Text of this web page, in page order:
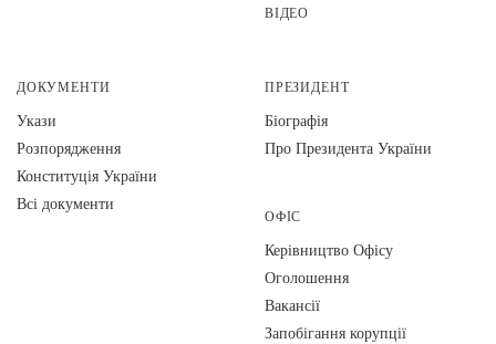
ВІДЕО
ДОКУМЕНТИ
Укази
Розпорядження
Конституція України
Всі документи
ПРЕЗИДЕНТ
Біографія
Про Президента України
ОФІС
Керівництво Офісу
Оголошення
Вакансії
Запобігання корупції